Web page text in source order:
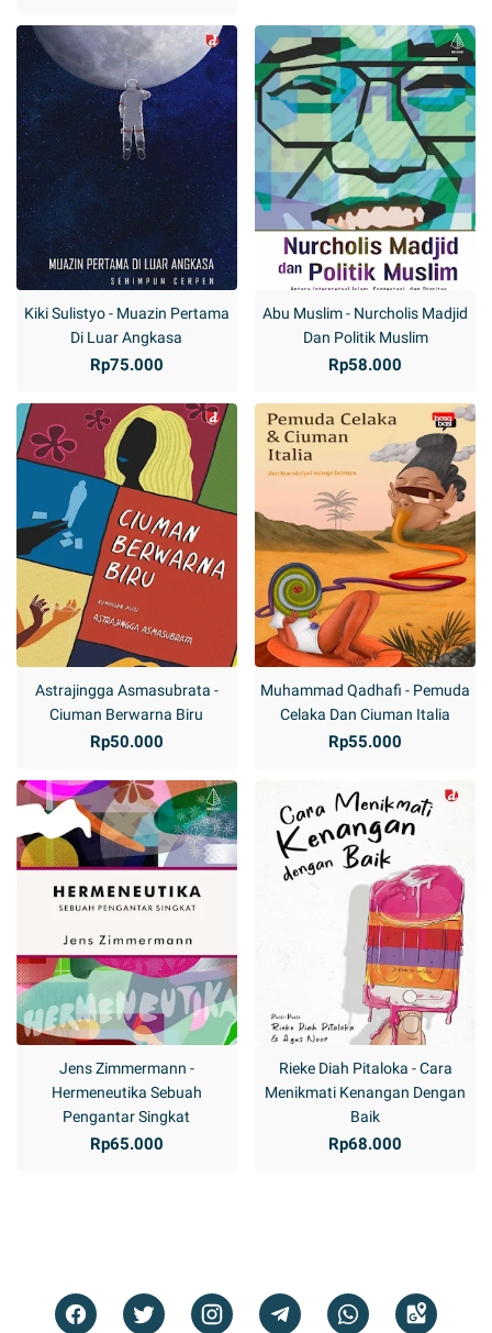
Kiki Sulistyo - Muazin Pertama
Di Luar Angkasa
Rp75.000
Abu Muslim - Nurcholis Madjid
Dan Politik Muslim
Rp58.000
Astrajingga Asmasubrata -
Ciuman Berwarna Biru
Rp50.000
Muhammad Qadhafi - Pemuda
Celaka Dan Ciuman Italia
Rp55.000
Jens Zimmermann -
Hermeneutika Sebuah
Pengantar Singkat
Rp65.000
Rieke Diah Pitaloka - Cara
Menikmati Kenangan Dengan
Baik
Rp68.000